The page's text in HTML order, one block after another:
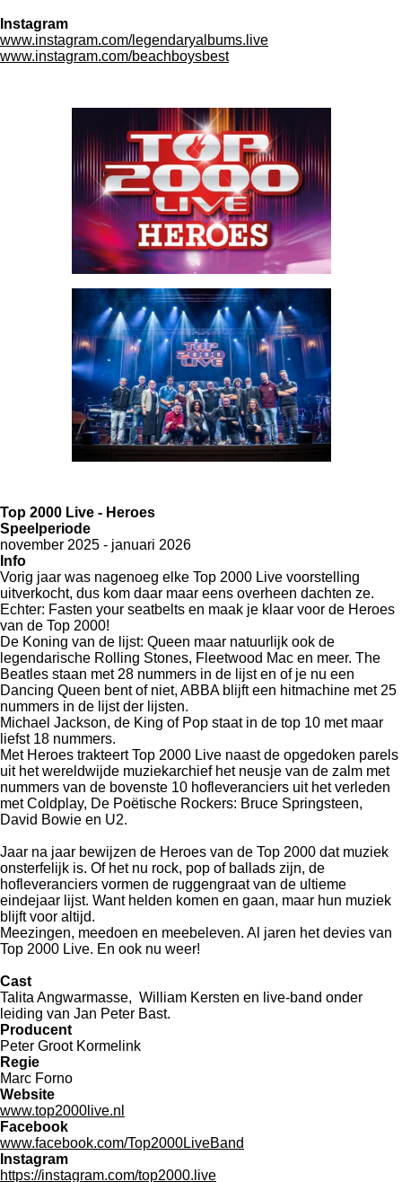
Instagram
www.instagram.com/legendaryalbums.live
www.instagram.com/beachboysbest
Top 2000 Live - Heroes
Speelperiode
november 2025 - januari 2026
Info
Vorig jaar was nagenoeg elke Top 2000 Live voorstelling
uitverkocht, dus kom daar maar eens overheen dachten ze.
Echter: Fasten your seatbelts en maak je klaar voor de Heroes
van de Top 2000!
De Koning van de lijst: Queen maar natuurlijk ook de
legendarische Rolling Stones, Fleetwood Mac en meer. The
Beatles staan met 28 nummers in de lijst en of je nu een
Dancing Queen bent of niet, ABBA blijft een hitmachine met 25
nummers in de lijst der lijsten.
Michael Jackson, de King of Pop staat in de top 10 met maar
liefst 18 nummers.
Met Heroes trakteert Top 2000 Live naast de opgedoken parels
uit het wereldwijde muziekarchief het neusje van de zalm met
nummers van de bovenste 10 hofleveranciers uit het verleden
met Coldplay, De Poëtische Rockers: Bruce Springsteen,
David Bowie en U2.
Jaar na jaar bewijzen de Heroes van de Top 2000 dat muziek
onsterfelijk is. Of het nu rock, pop of ballads zijn, de
hofleveranciers vormen de ruggengraat van de ultieme
eindejaar lijst. Want helden komen en gaan, maar hun muziek
blijft voor altijd.
Meezingen, meedoen en meebeleven. Al jaren het devies van
Top 2000 Live. En ook nu weer!
Cast
Talita Angwarmasse, William Kersten en live-band onder
leiding van Jan Peter Bast.
Producent
Peter Groot Kormelink
Regie
Marc Forno
Website
www.top2000live.nl
Facebook
www.facebook.com/Top2000LiveBand
Instagram
https://instagram.com/top2000.live